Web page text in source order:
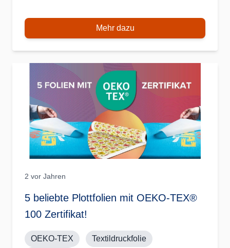
Mehr dazu
2 vor Jahren
5 beliebte Plottfolien mit OEKO-TEX®
100 Zertifikat!
OEKO-TEX Textildruckfolie